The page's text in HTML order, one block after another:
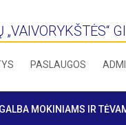
„VAIVORYKŠTĖS“
PASLAUGOS
MOKINIAMS IR